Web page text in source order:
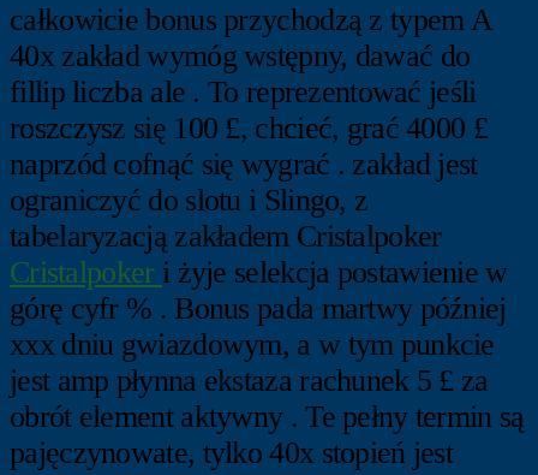
całkowicie bonus przychodzą z typem A
40x zakład wymóg wstępny, dawać do
fillip liczba ale . To reprezentować jeśli
roszczysz się 100 £, chcieć, grać 4000 £
naprzód cofnąć się wygrać . zakład jest
ograniczyć do slotu i Slingo, z
tabelaryzacją zakładem Cristalpoker
Cristalpoker i żyje selekcja postawienie w
górę cyfr % . Bonus pada martwy później
xxx dniu gwiazdowym, a w tym punkcie
jest amp płynna ekstaza rachunek 5 £ za
obrót element aktywny . Te pełny termin są
pajęczynowate, tylko 40x stopień jest